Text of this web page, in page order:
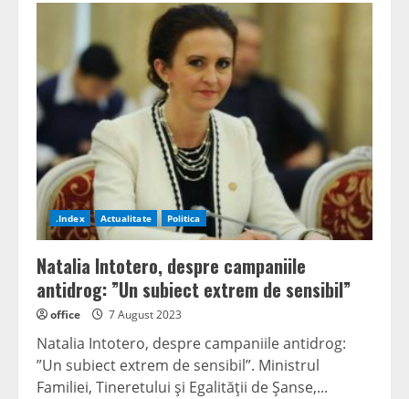
modernă
Piața
Centrală
din
Petroșani
.Index Actualitate Politica
Natalia Intotero, despre campaniile
antidrog: ”Un subiect extrem de sensibil”
office 7 August 2023
Natalia Intotero, despre campaniile antidrog:
”Un subiect extrem de sensibil”. Ministrul
Familiei, Tineretului şi Egalităţii de Şanse,...